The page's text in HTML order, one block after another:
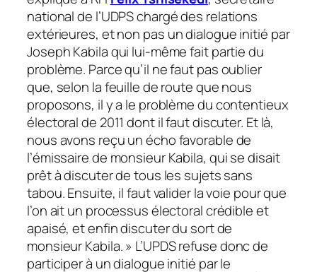
national de l’UDPS chargé des relations
extérieures, et non pas un dialogue initié par
Joseph Kabila qui lui-même fait partie du
problème. Parce qu’il ne faut pas oublier
que, selon la feuille de route que nous
proposons, il y a le problème du contentieux
électoral de 2011 dont il faut discuter. Et là,
nous avons reçu un écho favorable de
l’émissaire de monsieur Kabila, qui se disait
prêt à discuter de tous les sujets sans
tabou. Ensuite, il faut valider la voie pour que
l’on ait un processus électoral crédible et
apaisé, et enfin discuter du sort de
monsieur Kabila.» L’UPDS refuse donc de
participer à un dialogue initié par le